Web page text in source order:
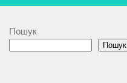
Пошук
Пошук